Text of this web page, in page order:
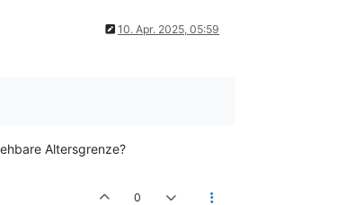
10. Apr. 2025, 05:59
Altersgrenze?
0